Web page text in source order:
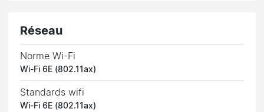
Réseau
Norme Wi-Fi
Wi-Fi 6E (802.11ax)
Standards wifi
Wi-Fi 6E (802.11ax)